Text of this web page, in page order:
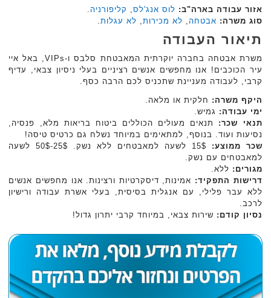
אזור עבודה בארה"ב: לוס אנג'לס קליפורניה
סוג משרה: אבטחה לא מכירות לא עגלות
תיאור העבודה
משרת אבטחה בחברה יוקרתית המאבטחת סלבס ו-VIPs, באל איי
עיר הכוכבים! אנו מחפשים אנשים רציניים בעלי ניסיון צבאי, עדיף
קרבי, לעבודה מעניינת שתכניס לכם הרבה כסף.
היקף משרה: חלקית או מלאה.
ימי עבודה: גמיש.
תנאי שכר: תנאים מעולים הכוללים ביטוח בריאות מלא, פנסיה,
נסיעות ועוד. בנוסף, למתאימים במיוחד נשלח גם כרטיס טיסה!
שכר ממוצע:
15$ לשעה למאבטחים ללא נשק. 25$-50$ לשעה
למאבטחים עם נשק.
מגורים: ללא.
דרישות התפקיד: אמינות, דיסקרטיות ורצינות. אנו מחפשים אנשים
ללא עבר פלילי, עם אנגלית בסיסית, בעלי אשרת עבודה ורישיון
לרכב.
נסיון קודם: שירות צבאי, במיוחד קרבי יתרון גדול!